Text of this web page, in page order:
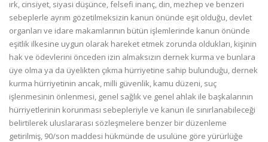
ırk, cinsiyet, siyasi düşünce, felsefi inanç, din, mezhep ve benzeri
sebeplerle ayrım gözetilmeksizin kanun önünde eşit olduğu, devlet
organları ve idare makamlarının bütün işlemlerinde kanun önünde
eşitlik ilkesine uygun olarak hareket etmek zorunda oldukları, kişinin
hak ve ödevlerini önceden izin almaksızın dernek kurma ve bunlara
üye olma ya da üyelikten çıkma hürriyetine sahip bulunduğu, dernek
kurma hürriyetinin ancak, milli güvenlik, kamu düzeni, suç
işlenmesinin önlenmesi, genel sağlık ve genel ahlak ile başkalarının
hürriyetlerinin korunması sebepleriyle ve kanun ile sınırlanabileceği
belirtilerek uluslararası sözleşmelere benzer bir düzenleme
getirilmiş, 90/son maddesi hükmünde de usulüne göre yürürlüğe